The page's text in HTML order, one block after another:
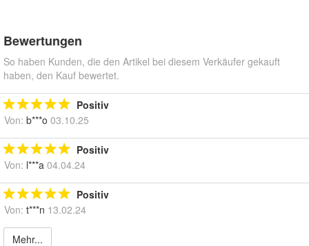
Bewertungen
So haben Kunden, die den Artikel bei diesem Verkäufer gekauft
haben, den Kauf bewertet.
Positiv
Von: b***o 03.10.25
Positiv
Von: l***a 04.04.24
Positiv
Von: t***n 13.02.24
Mehr...